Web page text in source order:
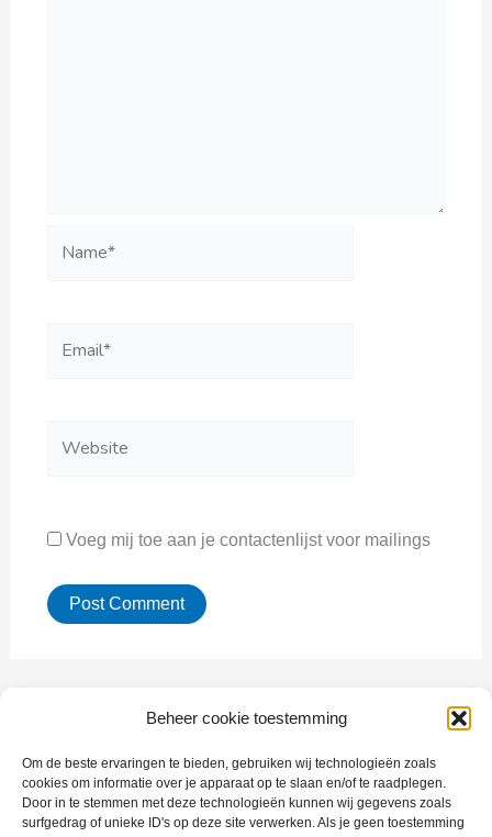
Beheer cookie toestemming
Om de beste ervaringen te bieden, gebruiken wij technologieën zoals
cookies om informatie over je apparaat op te slaan en/of te raadplegen.
Door in te stemmen met deze technologieën kunnen wij gegevens zoals
surfgedrag of unieke ID's op deze site verwerken. Als je geen toestemming
Voeg mij toe aan je contactenlijst voor mailings
The program for multitalented people with the will to excel.